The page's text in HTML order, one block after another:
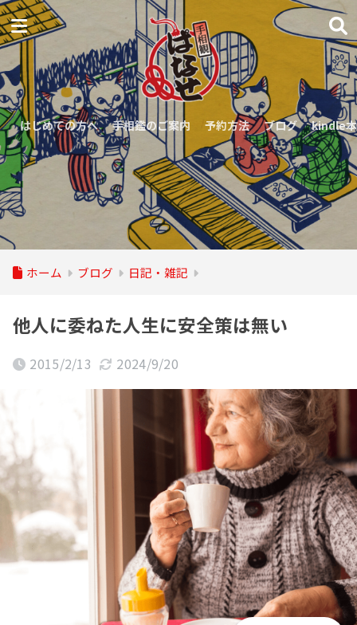
はじめての方へ 手相鑑のご案内 予約方法 ブログ kindle本
ホーム ブログ 日記・雑記
他人に委ねた人生に安全策は無い
2015/2/13 2024/9/20